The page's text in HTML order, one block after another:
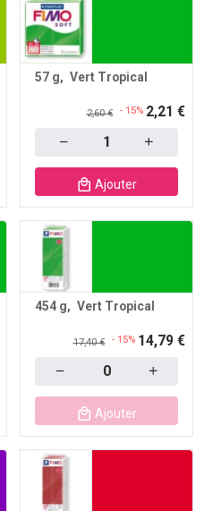
57 g Vert Tropical
2,60 € - 15% 2,21 €
Ajouter
454 g Vert Tropical
17,40 € - 15% 14,79 €
Ajouter